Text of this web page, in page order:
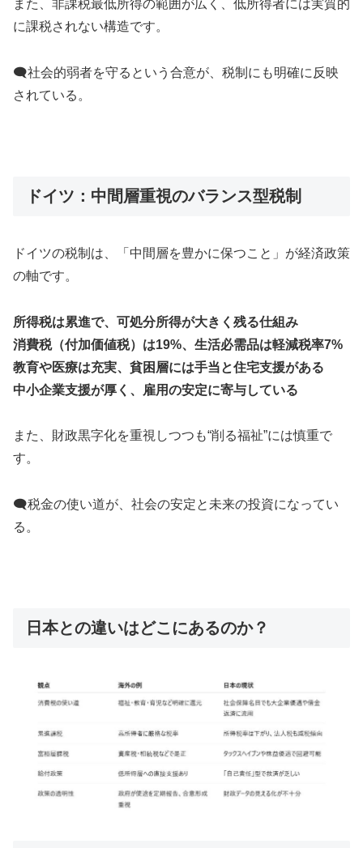
また、非課税最低所得の範囲が広く、低所得者には実質的
に課税されない構造です。
🗨社会的弱者を守るという合意が、税制にも明確に反映
されている。
ドイツ：中間層重視のバランス型税制
ドイツの税制は、「中間層を豊かに保つこと」が経済政策
の軸です。
所得税は累進で、可処分所得が大きく残る仕組み
消費税（付加価値税）は19%、生活必需品は軽減税率7%
教育や医療は充実、貧困層には手当と住宅支援がある
中小企業支援が厚く、雇用の安定に寄与している
また、財政黒字化を重視しつつも“削る福祉”には慎重で
す。
🗨税金の使い道が、社会の安定と未来の投資になってい
る。
日本との違いはどこにあるのか？